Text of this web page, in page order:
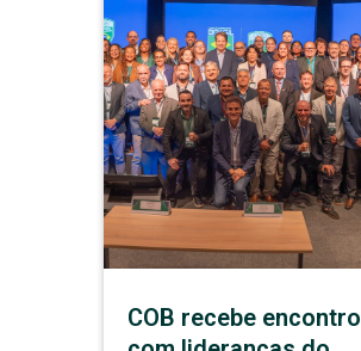
COB recebe encontro